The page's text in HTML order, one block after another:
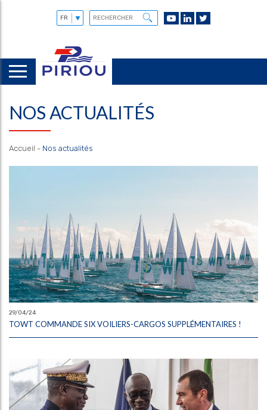
NOS ACTUALITÉS
Accueil - Nos actualités
29/04/24
TOWT COMMANDE SIX VOILIERS-CARGOS SUPPLÉMENTAIRES !